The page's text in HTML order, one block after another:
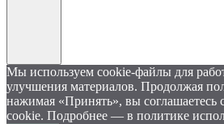
Мы используем cookie-файлы для
улучшения материалов. Продолжая
нажимая «Принять», вы соглашаетесь
cookie. Подробнее — в политике